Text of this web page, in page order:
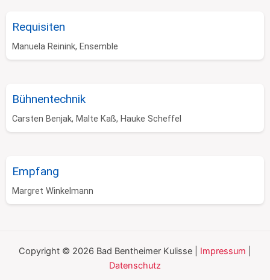
Requisiten
Manuela Reinink, Ensemble
Bühnentechnik
Carsten Benjak, Malte Kaß, Hauke Scheffel
Empfang
Margret Winkelmann
Copyright © 2026 Bad Bentheimer Kulisse | Impressum
Datenschutz